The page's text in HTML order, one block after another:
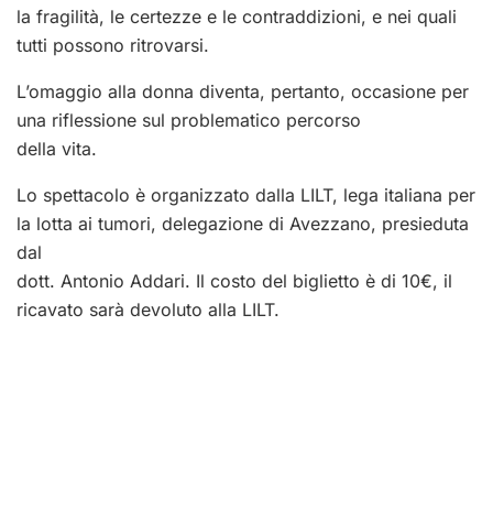
la fragilità, le certezze e le contraddizioni, e nei quali
tutti possono ritrovarsi.
L’omaggio alla donna diventa, pertanto, occasione per
una riflessione sul problematico percorso
della vita.
Lo spettacolo è organizzato dalla LILT, lega italiana per
la lotta ai tumori, delegazione di Avezzano, presieduta
dal
dott. Antonio Addari. Il costo del biglietto è di 10€, il
ricavato sarà devoluto alla LILT.